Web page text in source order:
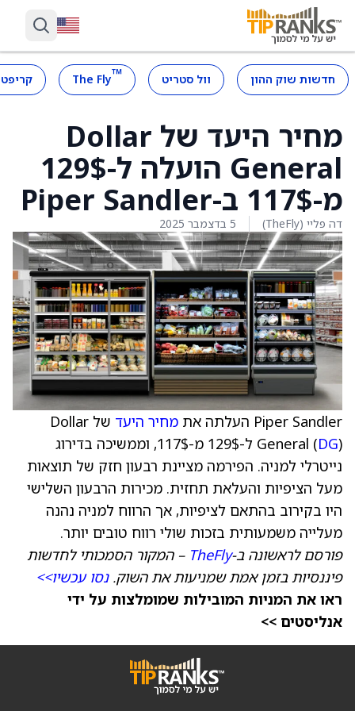
חדשות שוק ההון וול סטריט ™
The Fly
מחיר היעד של Dollar
General הועלה ל-129$
מ-117$ ב-Piper Sandler
דה פליי (TheFly) 5 בדצמבר 2025
Piper Sandler העלתה את מחיר היעד
של Dollar
General (DG
) ל-129$ מ-117$, וממשיכה בדירוג
נייטרלי למניה. הפירמה מציינת רבעון חזק של תוצאות
מעל הציפיות והעלאת תחזית. מכירות הרבעון השלישי
היו בקירוב בהתאם לציפיות, אך הרווח למניה נהנה
מעלייה משמעותית בזכות שולי רווח טובים יותר.
פורסם לראשונה ב-TheFly – המקור הסמכותי לחדשות
פיננסיות בזמן אמת שמניעות את השוק.נסו עכשיו>>
ראו את המניות המובילות שמומלצות על ידי
אנליסטים >>